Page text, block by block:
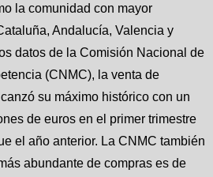
la comunidad con mayor
Andalucía, Valencia y
datos de la Comisión Nacional de
(CNMC), la venta de
su máximo histórico con un
de euros en el primer trimestre
el año anterior. La CNMC también
abundante de compras es de